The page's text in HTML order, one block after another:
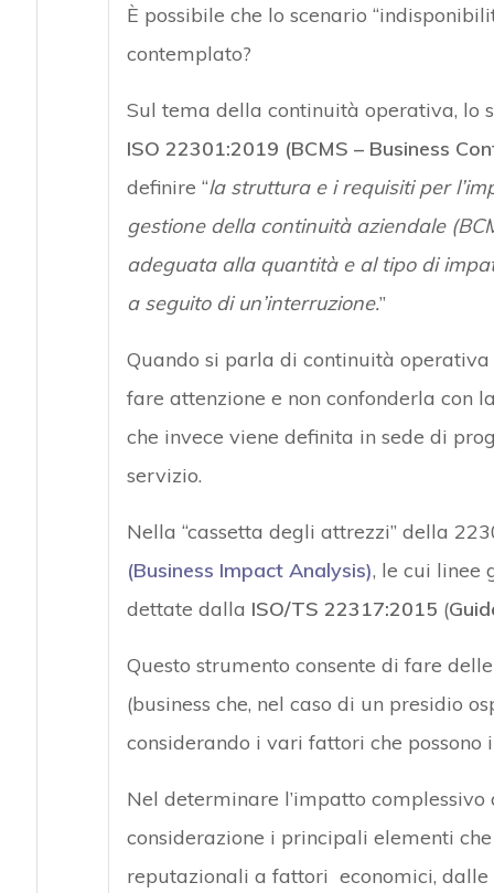
È possibile che lo scenario
contemplato?
Sul tema della continuità operativa, lo
ISO 22301:2019 (BCMS – Business
definire “la struttura e i requisiti per
gestione della continuità aziendale
adeguata alla quantità e al tipo di
a seguito di un’interruzione.”
Quando si parla di continuità
fare attenzione e non confonderla con
che invece viene definita in sede di
servizio.
Nella “cassetta degli attrezzi” della
(Business Impact Analysis), le cui linee
dettate dalla ISO/TS 22317:2015 (
Questo strumento consente di fare
(business che, nel caso di un presidio
considerando i vari fattori che
Nel determinare l’impatto
considerazione i principali elementi
reputazionali a fattori economici, dalle